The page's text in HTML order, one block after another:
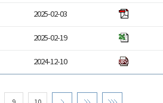
2025-02-03
2025-02-19
2024-12-10